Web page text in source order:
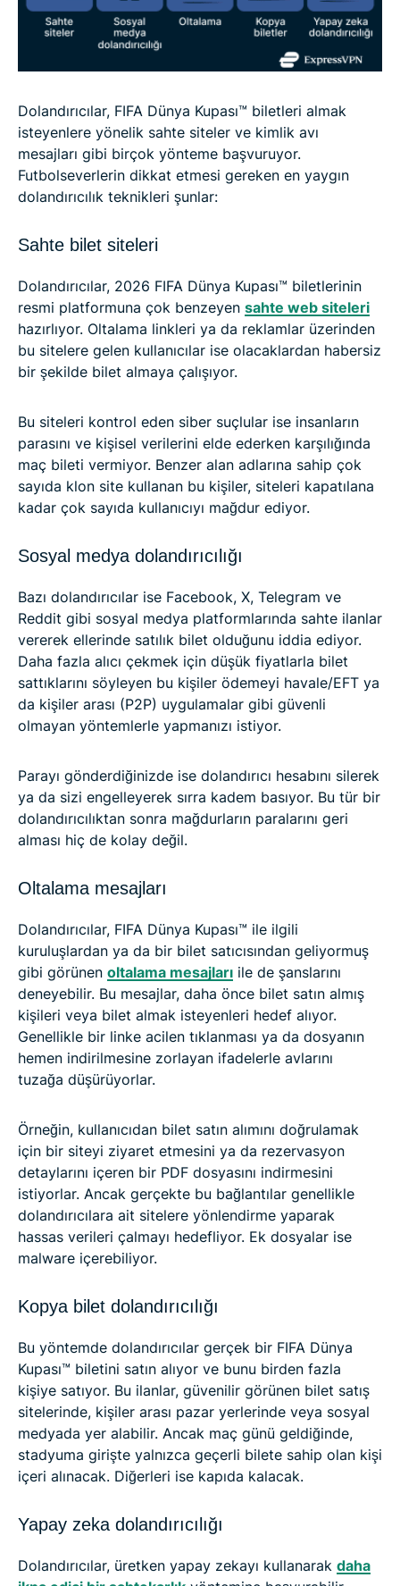
Dolandırıcılar, FIFA Dünya Kupası™ biletleri almak
isteyenlere yönelik sahte siteler ve kimlik avı
mesajları gibi birçok yönteme başvuruyor.
Futbolseverlerin dikkat etmesi gereken en yaygın
dolandırıcılık teknikleri şunlar:
Sahte bilet siteleri
Dolandırıcılar, 2026 FIFA Dünya Kupası™ biletlerinin
resmi platformuna çok benzeyen sahte web siteleri
hazırlıyor. Oltalama linkleri ya da reklamlar üzerinden
bu sitelere gelen kullanıcılar ise olacaklardan habersiz
bir şekilde bilet almaya çalışıyor.
Bu siteleri kontrol eden siber suçlular ise insanların
parasını ve kişisel verilerini elde ederken karşılığında
maç bileti vermiyor. Benzer alan adlarına sahip çok
sayıda klon site kullanan bu kişiler, siteleri kapatılana
kadar çok sayıda kullanıcıyı mağdur ediyor.
Sosyal medya dolandırıcılığı
Bazı dolandırıcılar ise Facebook, X, Telegram ve
Reddit gibi sosyal medya platformlarında sahte ilanlar
vererek ellerinde satılık bilet olduğunu iddia ediyor.
Daha fazla alıcı çekmek için düşük fiyatlarla bilet
sattıklarını söyleyen bu kişiler ödemeyi havale/EFT ya
da kişiler arası (P2P) uygulamalar gibi güvenli
olmayan yöntemlerle yapmanızı istiyor.
Parayı gönderdiğinizde ise dolandırıcı hesabını silerek
ya da sizi engelleyerek sırra kadem basıyor. Bu tür bir
dolandırıcılıktan sonra mağdurların paralarını geri
alması hiç de kolay değil.
Oltalama mesajları
Dolandırıcılar, FIFA Dünya Kupası™ ile ilgili
kuruluşlardan ya da bir bilet satıcısından geliyormuş
gibi görünen oltalama mesajları ile de şanslarını
deneyebilir. Bu mesajlar, daha önce bilet satın almış
kişileri veya bilet almak isteyenleri hedef alıyor.
Genellikle bir linke acilen tıklanması ya da dosyanın
hemen indirilmesine zorlayan ifadelerle avlarını
tuzağa düşürüyorlar.
Örneğin, kullanıcıdan bilet satın alımını doğrulamak
için bir siteyi ziyaret etmesini ya da rezervasyon
detaylarını içeren bir PDF dosyasını indirmesini
istiyorlar. Ancak gerçekte bu bağlantılar genellikle
dolandırıcılara ait sitelere yönlendirme yaparak
hassas verileri çalmayı hedefliyor. Ek dosyalar ise
malware içerebiliyor.
Kopya bilet dolandırıcılığı
Bu yöntemde dolandırıcılar gerçek bir FIFA Dünya
Kupası™ biletini satın alıyor ve bunu birden fazla
kişiye satıyor. Bu ilanlar, güvenilir görünen bilet satış
sitelerinde, kişiler arası pazar yerlerinde veya sosyal
medyada yer alabilir. Ancak maç günü geldiğinde,
stadyuma girişte yalnızca geçerli bilete sahip olan kişi
içeri alınacak. Diğerleri ise kapıda kalacak.
Yapay zeka dolandırıcılığı
Dolandırıcılar, üretken yapay zekayı kullanarak daha